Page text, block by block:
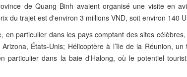
de Quang Binh avaient organisé une visite en
du trajet est d'environ 3 millions VND, soit environ 140
en particulier dans les pays comptant des sites
États-Unis; Hélicoptère à l’île de la Réunion, un
particulier dans la baie d'Halong, où le potentiel